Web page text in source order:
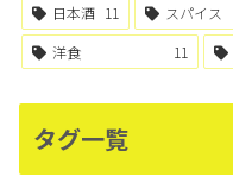
日本酒 11 スパイス
洋食
11
タグ一覧